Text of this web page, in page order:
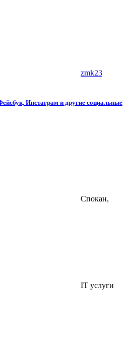
zmk23
Инстаграм и другие социальные
Спокан,
IT услуги